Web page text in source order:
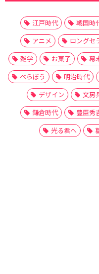
江戸時代 戦国時
アニメ
ロングセ
雑学
お菓子 幕
べらぼう
明治時代
デザイン
文房
鎌倉時代
豊臣秀
光る君へ